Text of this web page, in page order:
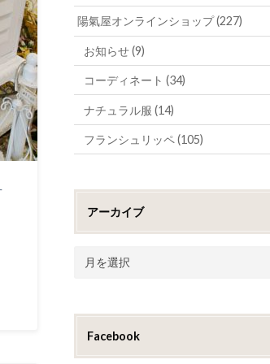
陽氣屋オンラインショップ (227)
お知らせ (9)
コーディネート (34)
ナチュラル服 (14)
フランシュリッペ (105)
アーカイブ
Facebook